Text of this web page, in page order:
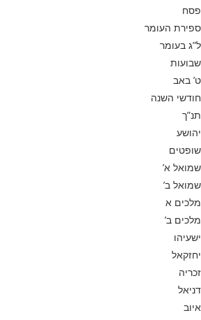
פסח
ספירת העומר
ל”ג בעומר
שבועות
ט’ באב
חודשי השנה
תנ”ך
יהושע
שופטים
שמואל א’
שמואל ב’
מלכים א
מלכים ב’
ישעיהו
יחזקאל
זכריה
דניאל
איוב